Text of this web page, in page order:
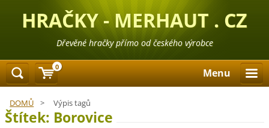
HRAČKY - MERHAUT . CZ
Dřevěné hračky přímo od českého výrobce
Menu
DOMŮ > Výpis tagů
Štítek: Borovice
0